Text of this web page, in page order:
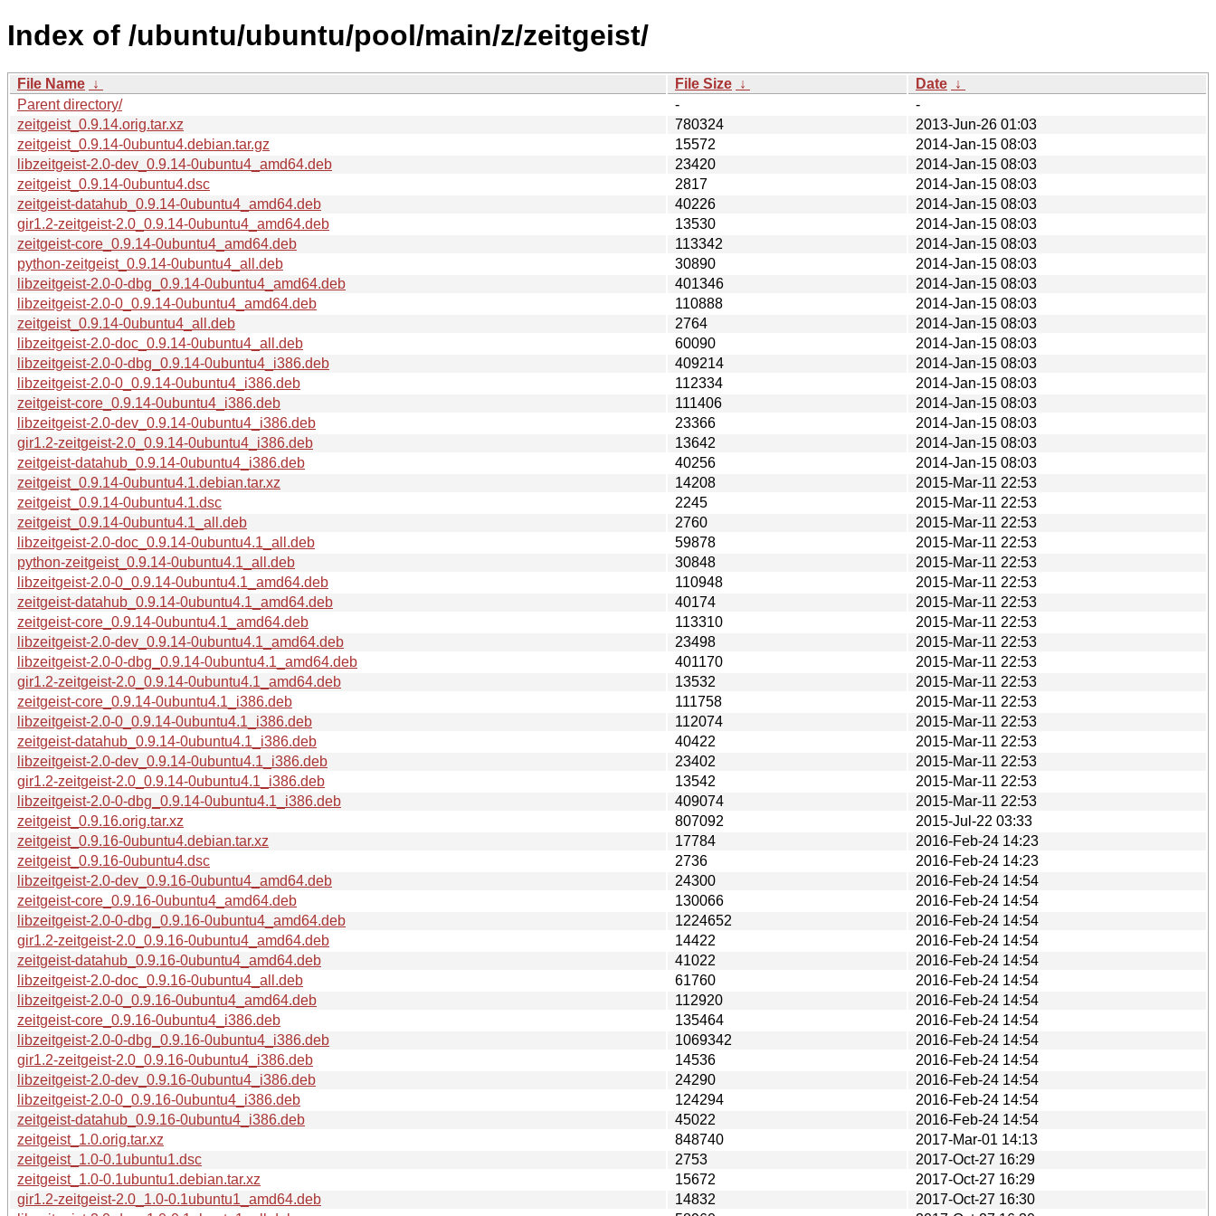
Index of /ubuntu/ubuntu/pool/main/z/zeitgeist/
File Name ↓ File Size ↓ Date ↓
Parent directory/
-
-
zeitgeist_0.9.14.orig.tar.xz
780324
2013-Jun-26 01:03
zeitgeist_0.9.14-0ubuntu4.debian.tar.gz
15572
2014-Jan-15 08:03
libzeitgeist-2.0-dev_0.9.14-0ubuntu4_amd64.deb
23420
2014-Jan-15 08:03
zeitgeist_0.9.14-0ubuntu4.dsc
2817
2014-Jan-15 08:03
zeitgeist-datahub_0.9.14-0ubuntu4_amd64.deb
40226
2014-Jan-15 08:03
gir1.2-zeitgeist-2.0_0.9.14-0ubuntu4_amd64.deb
13530
2014-Jan-15 08:03
zeitgeist-core_0.9.14-0ubuntu4_amd64.deb
113342
2014-Jan-15 08:03
python-zeitgeist_0.9.14-0ubuntu4_all.deb
30890
2014-Jan-15 08:03
libzeitgeist-2.0-0-dbg_0.9.14-0ubuntu4_amd64.deb
401346
2014-Jan-15 08:03
libzeitgeist-2.0-0_0.9.14-0ubuntu4_amd64.deb
110888
2014-Jan-15 08:03
zeitgeist_0.9.14-0ubuntu4_all.deb
2764
2014-Jan-15 08:03
libzeitgeist-2.0-doc_0.9.14-0ubuntu4_all.deb
60090
2014-Jan-15 08:03
libzeitgeist-2.0-0-dbg_0.9.14-0ubuntu4_i386.deb
409214
2014-Jan-15 08:03
libzeitgeist-2.0-0_0.9.14-0ubuntu4_i386.deb
112334
2014-Jan-15 08:03
zeitgeist-core_0.9.14-0ubuntu4_i386.deb
111406
2014-Jan-15 08:03
libzeitgeist-2.0-dev_0.9.14-0ubuntu4_i386.deb
23366
2014-Jan-15 08:03
gir1.2-zeitgeist-2.0_0.9.14-0ubuntu4_i386.deb
13642
2014-Jan-15 08:03
zeitgeist-datahub_0.9.14-0ubuntu4_i386.deb
40256
2014-Jan-15 08:03
zeitgeist_0.9.14-0ubuntu4.1.debian.tar.xz
14208
2015-Mar-11 22:53
zeitgeist_0.9.14-0ubuntu4.1.dsc
2245
2015-Mar-11 22:53
zeitgeist_0.9.14-0ubuntu4.1_all.deb
2760
2015-Mar-11 22:53
libzeitgeist-2.0-doc_0.9.14-0ubuntu4.1_all.deb
59878
2015-Mar-11 22:53
python-zeitgeist_0.9.14-0ubuntu4.1_all.deb
30848
2015-Mar-11 22:53
libzeitgeist-2.0-0_0.9.14-0ubuntu4.1_amd64.deb
110948
2015-Mar-11 22:53
zeitgeist-datahub_0.9.14-0ubuntu4.1_amd64.deb
40174
2015-Mar-11 22:53
zeitgeist-core_0.9.14-0ubuntu4.1_amd64.deb
113310
2015-Mar-11 22:53
libzeitgeist-2.0-dev_0.9.14-0ubuntu4.1_amd64.deb
23498
2015-Mar-11 22:53
libzeitgeist-2.0-0-dbg_0.9.14-0ubuntu4.1_amd64.deb
401170
2015-Mar-11 22:53
gir1.2-zeitgeist-2.0_0.9.14-0ubuntu4.1_amd64.deb
13532
2015-Mar-11 22:53
zeitgeist-core_0.9.14-0ubuntu4.1_i386.deb
111758
2015-Mar-11 22:53
libzeitgeist-2.0-0_0.9.14-0ubuntu4.1_i386.deb
112074
2015-Mar-11 22:53
zeitgeist-datahub_0.9.14-0ubuntu4.1_i386.deb
40422
2015-Mar-11 22:53
libzeitgeist-2.0-dev_0.9.14-0ubuntu4.1_i386.deb
23402
2015-Mar-11 22:53
gir1.2-zeitgeist-2.0_0.9.14-0ubuntu4.1_i386.deb
13542
2015-Mar-11 22:53
libzeitgeist-2.0-0-dbg_0.9.14-0ubuntu4.1_i386.deb
409074
2015-Mar-11 22:53
zeitgeist_0.9.16.orig.tar.xz
807092
2015-Jul-22 03:33
zeitgeist_0.9.16-0ubuntu4.debian.tar.xz
17784
2016-Feb-24 14:23
zeitgeist_0.9.16-0ubuntu4.dsc
2736
2016-Feb-24 14:23
libzeitgeist-2.0-dev_0.9.16-0ubuntu4_amd64.deb
24300
2016-Feb-24 14:54
zeitgeist-core_0.9.16-0ubuntu4_amd64.deb
130066
2016-Feb-24 14:54
libzeitgeist-2.0-0-dbg_0.9.16-0ubuntu4_amd64.deb
1224652
2016-Feb-24 14:54
gir1.2-zeitgeist-2.0_0.9.16-0ubuntu4_amd64.deb
14422
2016-Feb-24 14:54
zeitgeist-datahub_0.9.16-0ubuntu4_amd64.deb
41022
2016-Feb-24 14:54
libzeitgeist-2.0-doc_0.9.16-0ubuntu4_all.deb
61760
2016-Feb-24 14:54
libzeitgeist-2.0-0_0.9.16-0ubuntu4_amd64.deb
112920
2016-Feb-24 14:54
zeitgeist-core_0.9.16-0ubuntu4_i386.deb
135464
2016-Feb-24 14:54
libzeitgeist-2.0-0-dbg_0.9.16-0ubuntu4_i386.deb
1069342
2016-Feb-24 14:54
gir1.2-zeitgeist-2.0_0.9.16-0ubuntu4_i386.deb
14536
2016-Feb-24 14:54
libzeitgeist-2.0-dev_0.9.16-0ubuntu4_i386.deb
24290
2016-Feb-24 14:54
libzeitgeist-2.0-0_0.9.16-0ubuntu4_i386.deb
124294
2016-Feb-24 14:54
zeitgeist-datahub_0.9.16-0ubuntu4_i386.deb
45022
2016-Feb-24 14:54
zeitgeist_1.0.orig.tar.xz
848740
2017-Mar-01 14:13
zeitgeist_1.0-0.1ubuntu1.dsc
2753
2017-Oct-27 16:29
zeitgeist_1.0-0.1ubuntu1.debian.tar.xz
15672
2017-Oct-27 16:29
gir1.2-zeitgeist-2.0_1.0-0.1ubuntu1_amd64.deb
14832
2017-Oct-27 16:30